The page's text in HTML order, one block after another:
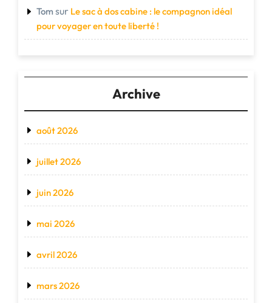
Tom sur Le sac à dos cabine : le compagnon idéal
pour voyager en toute liberté !
Archive
août 2026
juillet 2026
juin 2026
mai 2026
avril 2026
mars 2026